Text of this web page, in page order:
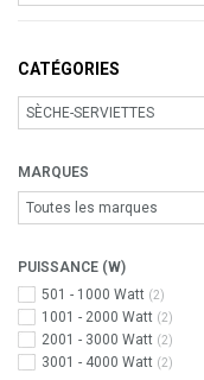
CATÉGORIES
MARQUES
PUISSANCE (W)
501 - 1000 Watt (2)
1001 - 2000 Watt (2)
2001 - 3000 Watt (2)
3001 - 4000 Watt (2)